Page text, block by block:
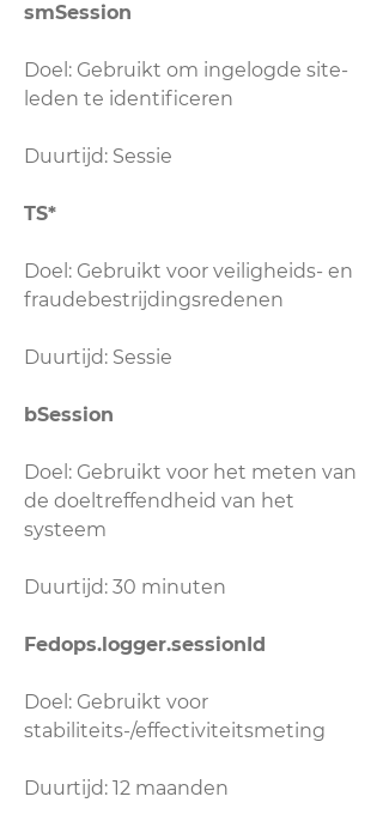
smSession
Doel: Gebruikt om ingelogde site-
leden te identificeren
Duurtijd: Sessie
TS*
Doel: Gebruikt voor veiligheids- en
fraudebestrijdingsredenen
Duurtijd: Sessie
bSession
Doel: Gebruikt voor het meten van
de doeltreffendheid van het
systeem
Duurtijd: 30 minuten
Fedops.logger.sessionId
Doel: Gebruikt voor
stabiliteits-/effectiviteitsmeting
Duurtijd: 12 maanden